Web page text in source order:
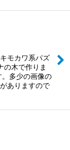
モカワ系パズ
の木で作りま
。多少の画像の
ありますので